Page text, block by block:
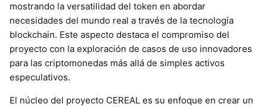
mostrando la versatilidad del token en abordar
necesidades del mundo real a través de la tecnología
blockchain. Este aspecto destaca el compromiso del
proyecto con la exploración de casos de uso innovadores
para las criptomonedas más allá de simples activos
especulativos.
El núcleo del proyecto CEREAL es su enfoque en crear un